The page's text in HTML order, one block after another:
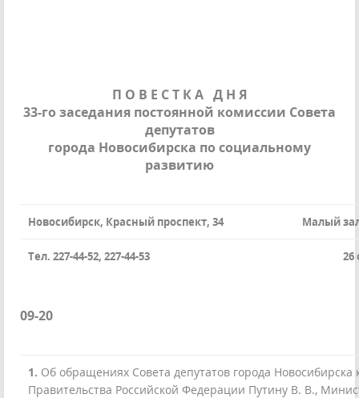
П О В Е С Т К АД Н Я
33-го заседания постоянной комиссии Совета
депутатов
города Новосибирска по социальному
развитию
Новосибирск, Красный проспект, 34 Малый
Тел. 227-44-52, 227-44-53 26
09-20
1. Об обращениях Совета депутатов города Новосибирска
Правительства Российской Федерации Путину В. В.,